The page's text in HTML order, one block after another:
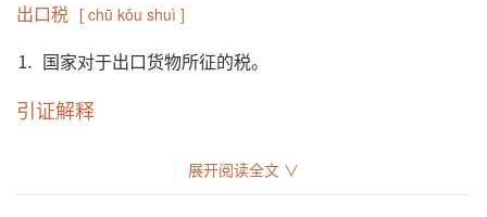
出口税 [ chū kǒu shuì ]
⒈ 国家对于出口货物所征的税。
引证解释
⒈ 国家对于出口货物所征的税。
《二十年目睹之怪现状》第五一回：“这边出口要给他
展开阅读全文 ∨